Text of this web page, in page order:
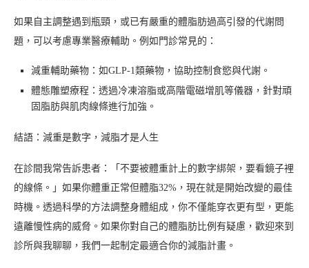
如果自主調整遇到瓶頸，或已有嚴重的體脂肪過高引發的代謝問
題，可以考慮專業醫療輔助。例如門診常見的：
減重輔助藥物：如GLP-1類藥物，協助控制食慾與代謝。
體態雕塑療程：透過冷凍溶脂或高階電磁增肌等儀器，針對頑
固脂肪與肌肉線條進行加強。
結語：減重是數字，減脂才是人生
在診間我常告訴患者：「不要被體重計上的數字綁架，要看鏡子裡
的線條。」如果你體重正常但體脂32%，現在就是開始改變的最佳
時機。透過科學的方法調整身體組成，你不僅能穿衣更有型，更能
遠離慢性病的威脅。如果你對自己的體脂肪比例有疑慮，歡迎來到
診所與我聊聊，我們一起制定最適合你的減脂計畫。